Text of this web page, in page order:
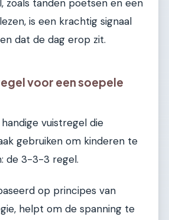
zoals tanden poetsen en een
is een krachtig signaal
dat de dag erop zit.
voor een soepele
vuistregel die
gebruiken om kinderen te
de 3-3-3 regel.
op principes van
helpt om de spanning te